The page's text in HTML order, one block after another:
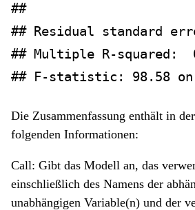
##
## Residual standard
## Multiple R-squared:
## F-statistic: 98.58 on
Die Zusammenfassung enthält in
folgenden Informationen:
Call: Gibt das Modell an, das
einschließlich des Namens der
unabhängigen Variable(n) und der